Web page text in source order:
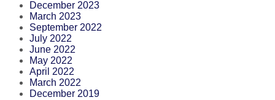
December 2023
March 2023
September 2022
July 2022
June 2022
May 2022
April 2022
March 2022
December 2019